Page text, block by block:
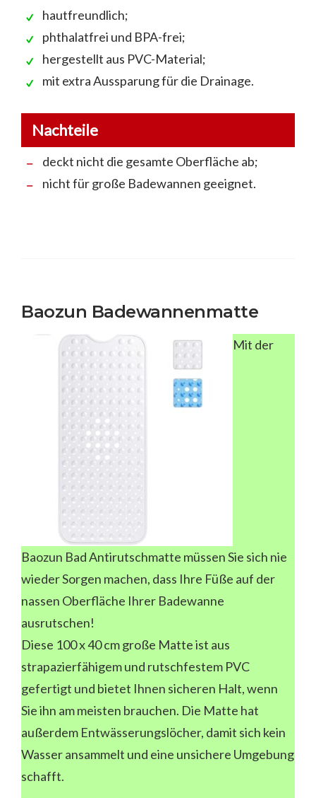
hautfreundlich;
phthalatfrei und BPA-frei;
hergestellt aus PVC-Material;
mit extra Aussparung für die Drainage.
Nachteile
deckt nicht die gesamte Oberfläche ab;
nicht für große Badewannen geeignet.
Baozun Badewannenmatte
Mit der
Baozun Bad Antirutschmatte müssen Sie sich nie
wieder Sorgen machen, dass Ihre Füße auf der
nassen Oberfläche Ihrer Badewanne
ausrutschen!
Diese 100 x 40 cm große Matte ist aus
strapazierfähigem und rutschfestem PVC
gefertigt und bietet Ihnen sicheren Halt, wenn
Sie ihn am meisten brauchen. Die Matte hat
außerdem Entwässerungslöcher, damit sich kein
Wasser ansammelt und eine unsichere Umgebung
schafft.